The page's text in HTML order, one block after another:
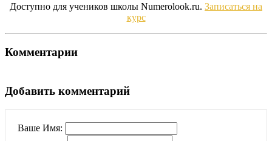
Доступно для учеников школы Numerolook.ru. Записаться на
курс
Комментарии
Добавить комментарий
Ваше Имя: